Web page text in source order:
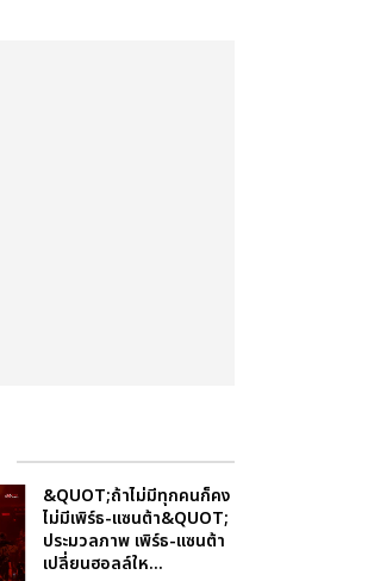
&QUOT;ถ้าไม่มีทุกคนก็คง
ไม่มีเพิร์ธ-แซนต้า&QUOT;
ประมวลภาพ เพิร์ธ-แซนต้า
เปลี่ยนฮอลล์ให...